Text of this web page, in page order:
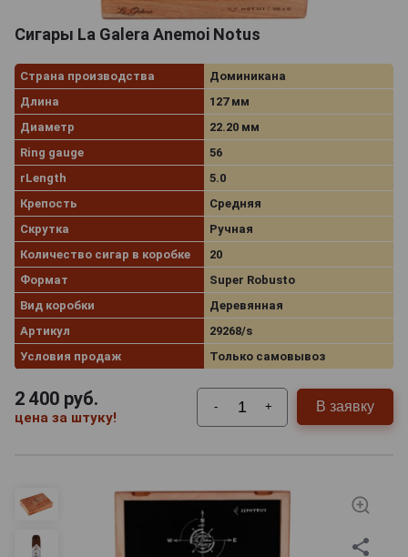
Сигары La Galera Anemoi Notus
Страна производства
Доминикана
Длина
127 мм
Диаметр
22.20 мм
Ring gauge
56
rLength
5.0
Крепость
Средняя
Скрутка
Ручная
Количество сигар в коробке
20
Формат
Super Robusto
Вид коробки
Деревянная
Артикул
29268/s
Условия продаж
Только самовывоз
2 400 руб.
цена за штуку!
- + В заявку